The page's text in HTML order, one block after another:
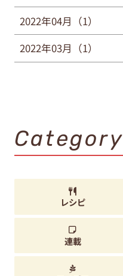
2022年04月（1）
2022年03月（1）
Category
レシピ
連載